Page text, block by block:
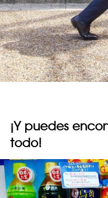
¡Y puedes
todo!